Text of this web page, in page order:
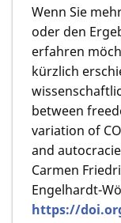
Wenn Sie
oder den
erfahren
kürzlich
between
variation of
and
Carmen
Engelhardt-
https://